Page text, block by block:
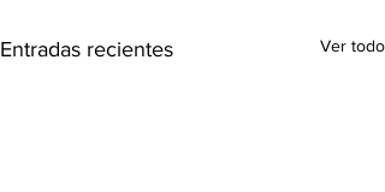
Entradas recientes Ver todo